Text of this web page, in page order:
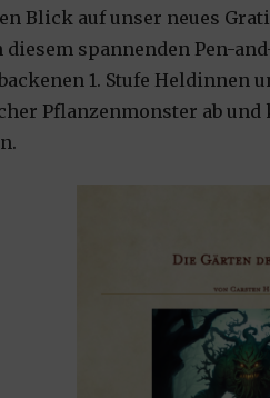
Blick auf unser neues
diesem spannenden Pen-
1. Stufe Heldinnen
Pflanzenmonster ab